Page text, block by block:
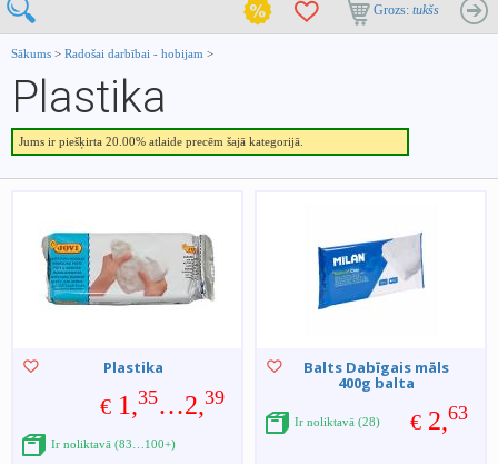
Grozs: tukšs
Sākums > Radošai darbībai - hobijam >
Plastika
Jums ir piešķirta 20.00% atlaide precēm šajā kategorijā.
Plastika
€ 1,35…2,39
Ir noliktavā (83…100+)
Balts Dabīgais māls
400g balta
€ 2,63
Ir noliktavā (28)